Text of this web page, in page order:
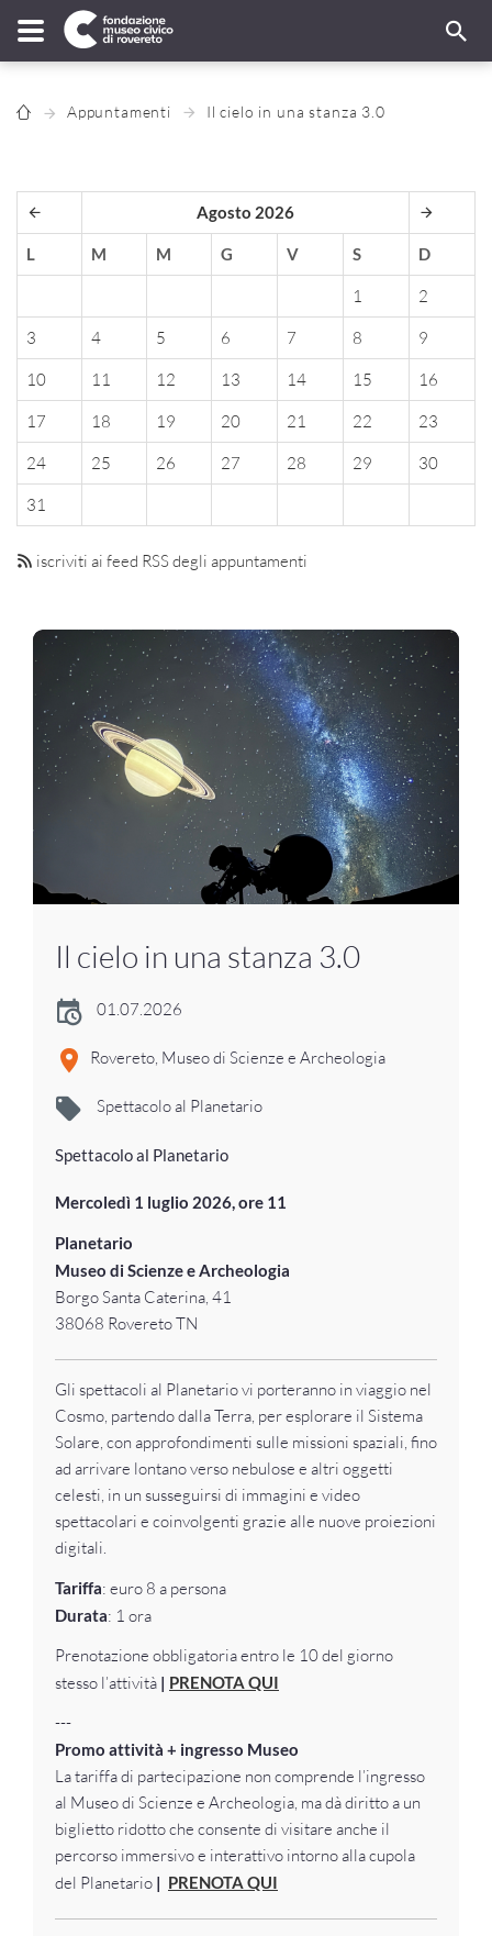
Appuntamenti Il cielo in una stanza 3.0
Agosto 2026
L M M G V S D
1
2
3
4 5 6 7 8
9
10
11 12 13 14 15
16
17
18 19 20 21 22
23
24
25 26 27 28 29
30
31
iscriviti ai feed RSS degli appuntamenti
Il cielo in una stanza 3.0
01.07.2026
Rovereto, Museo di Scienze e Archeologia
Spettacolo al Planetario
Spettacolo al Planetario
Mercoledì 1 luglio 2026, ore 11
Planetario
Museo di Scienze e Archeologia
Borgo Santa Caterina, 41
38068 Rovereto TN
Gli spettacoli al Planetario vi porteranno in viaggio nel
Cosmo, partendo dalla Terra, per esplorare il Sistema
Solare, con approfondimenti sulle missioni spaziali, fino
ad arrivare lontano verso nebulose e altri oggetti
celesti, in un susseguirsi di immagini e video
spettacolari e coinvolgenti grazie alle nuove proiezioni
digitali.
Tariffa: euro 8 a persona
Durata: 1 ora
Prenotazione obbligatoria entro le 10 del giorno
stesso l’attività | PRENOTA QUI
---
Promo attività + ingresso Museo
La tariffa di partecipazione non comprende l’ingresso
al Museo di Scienze e Archeologia, ma dà diritto a un
biglietto ridotto che consente di visitare anche il
percorso immersivo e interattivo intorno alla cupola
del Planetario | PRENOTA QUI